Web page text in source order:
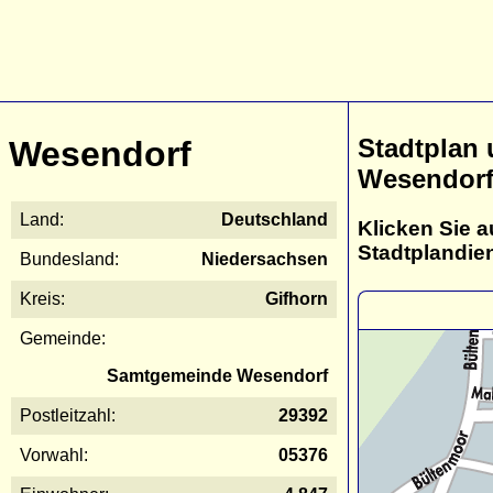
Wesendorf
Land: Deutschland
Bundesland: Niedersachsen
Kreis: Gifhorn
Gemeinde:
Samtgemeinde Wesendorf
Postleitzahl: 29392
Vorwahl: 05376
Stadtplan
Wesendorf
Klicken Sie